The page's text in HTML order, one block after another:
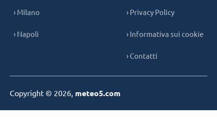
› Milano
› Napoli
› Privacy Policy
› Informativa sui cookie
› Contatti
Copyright © 2026, meteo5.com